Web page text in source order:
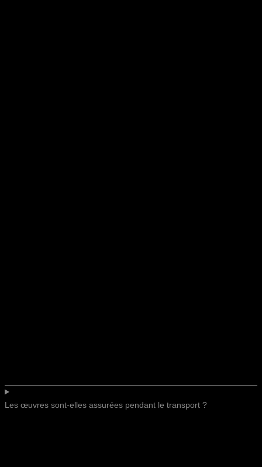
Les œuvres sont-elles assurées pendant le transport ?